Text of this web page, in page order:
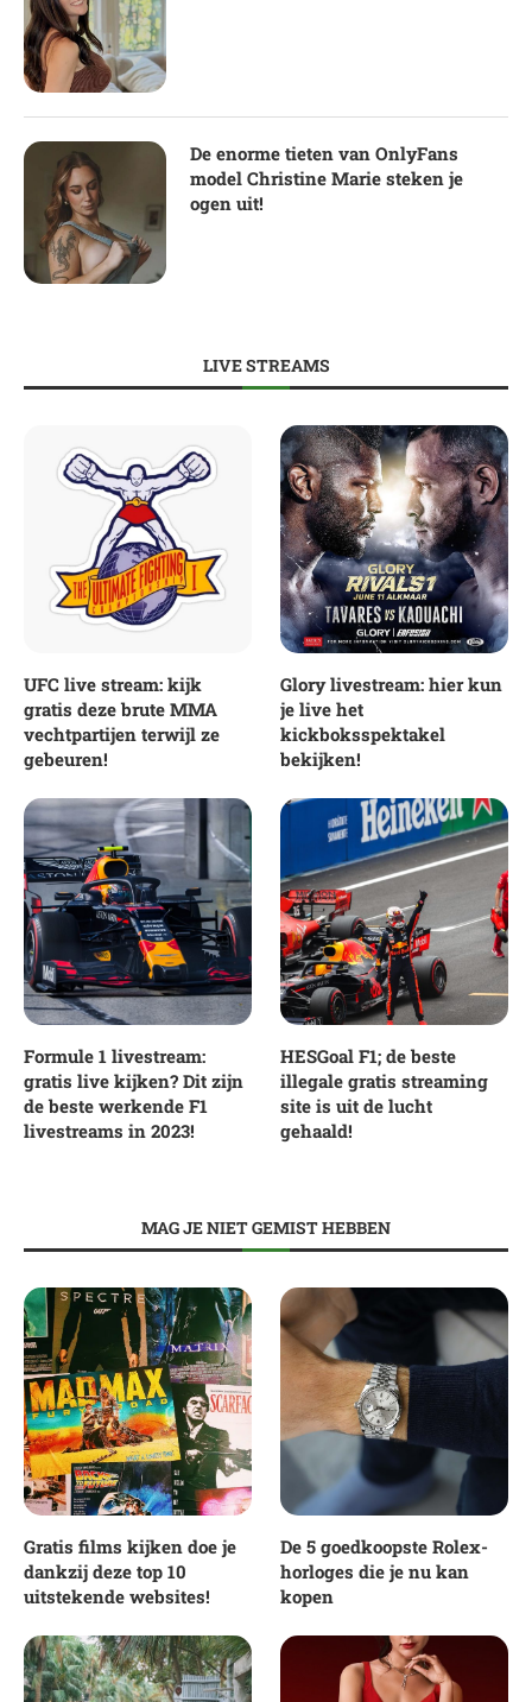
De enorme tieten van OnlyFans
model Christine Marie steken je
ogen uit!
LIVE STREAMS
UFC live stream: kijk
gratis deze brute MMA
vechtpartijen terwijl ze
gebeuren!
Glory livestream: hier kun
je live het
kickboksspektakel
bekijken!
Formule 1 livestream:
gratis live kijken? Dit zijn
de beste werkende F1
livestreams in 2023!
HESGoal F1; de beste
illegale gratis streaming
site is uit de lucht
gehaald!
MAG JE NIET GEMIST HEBBEN
Gratis films kijken doe je
dankzij deze top 10
uitstekende websites!
De 5 goedkoopste Rolex-
horloges die je nu kan
kopen